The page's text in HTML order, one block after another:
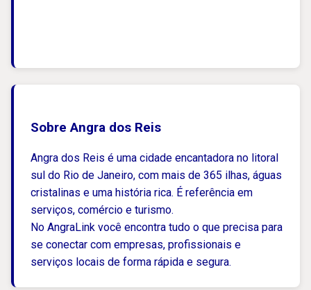
Sobre Angra dos Reis
Angra dos Reis é uma cidade encantadora no litoral
sul do Rio de Janeiro, com mais de 365 ilhas, águas
cristalinas e uma história rica. É referência em
serviços, comércio e turismo.
No AngraLink você encontra tudo o que precisa para
se conectar com empresas, profissionais e
serviços locais de forma rápida e segura.